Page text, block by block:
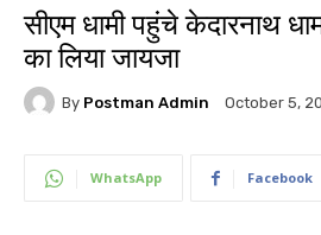
सीएम धामी पहुंचे केदारनाथ धाम,
का लिया जायजा
By Postman Admin October 5,
WhatsApp Facebook